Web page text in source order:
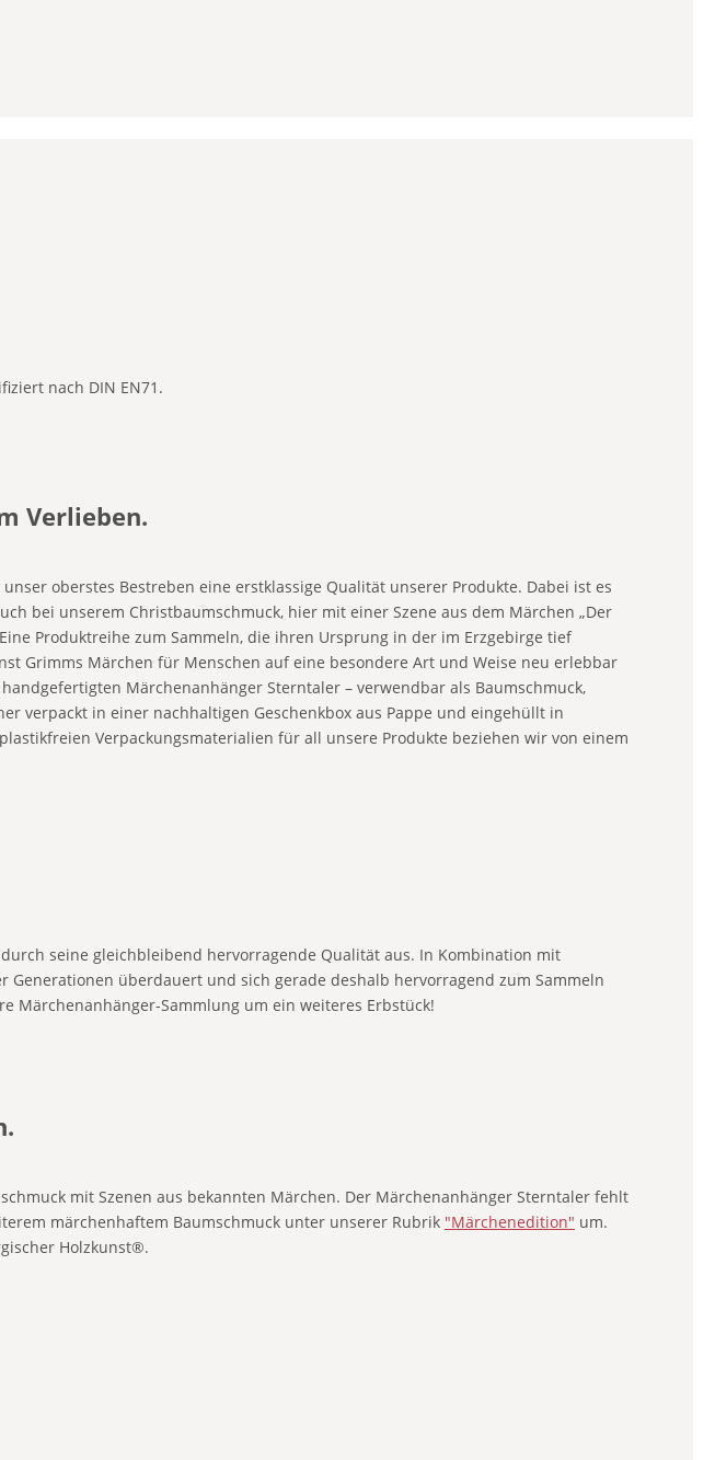
nach DIN EN71.
Verlieben.
oberstes Bestreben eine erstklassige Qualität unserer Produkte. Dabei ist es
bei unserem Christbaumschmuck, hier mit einer Szene aus dem Märchen „Der
Produktreihe zum Sammeln, die ihren Ursprung in der im Erzgebirge tief
Grimms Märchen für Menschen auf eine besondere Art und Weise neu erlebbar
Märchenanhänger Sterntaler – verwendbar als Baumschmuck,
verpackt in einer nachhaltigen Geschenkbox aus Pappe und eingehüllt in
Verpackungsmaterialien für all unsere Produkte beziehen wir von einem
seine gleichbleibend hervorragende Qualität aus. In Kombination mit
überdauert und sich gerade deshalb hervorragend zum Sammeln
Märchenanhänger-Sammlung um ein weiteres Erbstück!
mit Szenen aus bekannten Märchen. Der Märchenanhänger Sterntaler fehlt
märchenhaftem Baumschmuck unter unserer Rubrik "Märchenedition" um.
Holzkunst®.